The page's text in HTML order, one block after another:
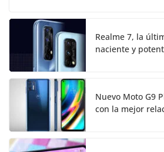
Realme 7, la
naciente y
Nuevo Moto G9
con la mejor